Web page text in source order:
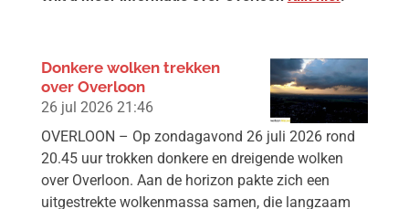
Donkere wolken trekken
over Overloon
26 jul 2026 21:46
OVERLOON – Op zondagavond 26 juli 2026 rond
20.45 uur trokken donkere en dreigende wolken
over Overloon. Aan de horizon pakte zich een
uitgestrekte wolkenmassa samen, die langzaam